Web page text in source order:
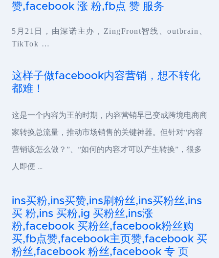
赞,facebook 涨 粉,fb点 赞 服务
5月21日，由深诺主办，ZingFront智线、outbrain、
TikTok …
这样子做facebook内容营销，想不转化
都难！
这是一个内容为王的时期，内容营销早已变成跨境电商商
家转换总流量，推动市场销售的关键神器。但针对“内容
营销该怎么做？”、“如何的内容才可以产生转换”，很多
人即便 …
ins买粉,ins买赞,ins刷粉丝,ins买粉丝,ins
买 粉,ins 买粉,ig 买粉丝,ins涨
粉,facebook 买粉丝,facebook粉丝购
买,fb点赞,facebook主页赞,facebook 买
粉丝,facebook 粉丝,facebook 专 页